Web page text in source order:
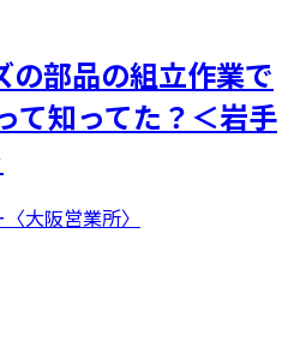
の部品の組立作業で
て知ってた？＜岩手
大阪営業所〉